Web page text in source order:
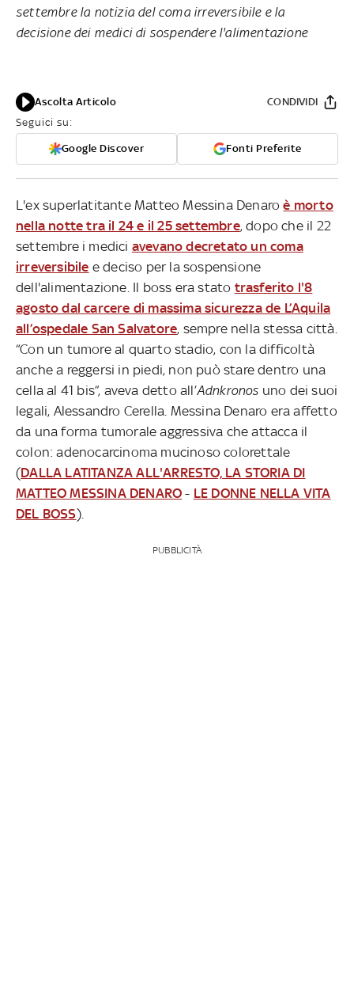
settembre la notizia del coma irreversibile e la
decisione dei medici di sospendere l'alimentazione
Ascolta Articolo
Seguici su:
Google Discover Fonti Preferite
CONDIVIDI
L'ex superlatitante Matteo Messina Denaroè morto
nella notte tra il 24 e il 25 settembre, dopo che il 22
settembre i medici avevano decretato un coma
irreversibile e deciso per la sospensione
dell'alimentazione. Il boss era stato trasferito l'8
agosto dal carcere di massima sicurezza de L’Aquila
all’ospedale San Salvatore, sempre nella stessa città.
“Con un tumore al quarto stadio, con la difficoltà
anche a reggersi in piedi, non può stare dentro una
cella al 41 bis”, aveva detto all’Adnkronos uno dei suoi
legali, Alessandro Cerella. Messina Denaro era affetto
da una forma tumorale aggressiva che attacca il
colon: adenocarcinoma mucinoso colorettale
(DALLA LATITANZA ALL'ARRESTO, LA STORIA DI
MATTEO MESSINA DENARO - LE DONNE NELLA VITA
DEL BOSS).
PUBBLICITÀ